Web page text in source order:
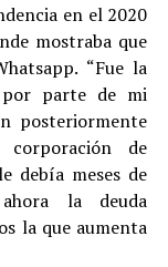
en el 2020
mostraba que
“Fue la
parte de mi
posteriormente
de
debía meses de
ahora la deuda
la que aumenta